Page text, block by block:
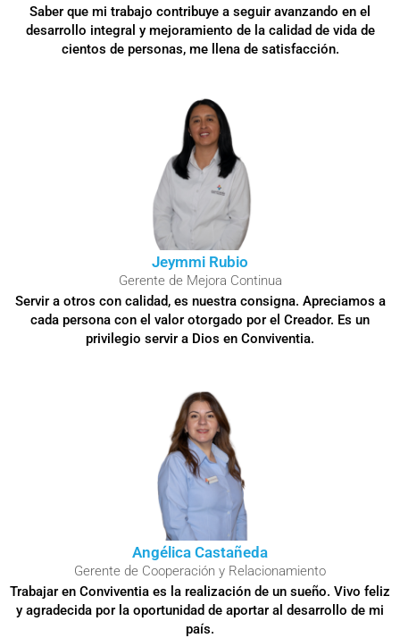
Saber que mi trabajo contribuye a seguir avanzando en el
desarrollo integral y mejoramiento de la calidad de vida de
cientos de personas, me llena de satisfacción.
Jeymmi Rubio
Gerente de Mejora Continua
Servir a otros con calidad, es nuestra consigna. Apreciamos a
cada persona con el valor otorgado por el Creador. Es un
privilegio servir a Dios en Conviventia.
Angélica Castañeda
Gerente de Cooperación y Relacionamiento
Trabajar en Conviventia es la realización de un sueño. Vivo feliz
y agradecida por la oportunidad de aportar al desarrollo de mi
país.